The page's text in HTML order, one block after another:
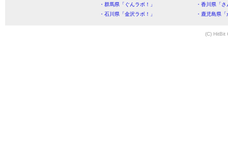
・群馬県「ぐんラボ！」
・香川県「
・石川県「金沢ラボ！」
・鹿児島県
(C) HitBit